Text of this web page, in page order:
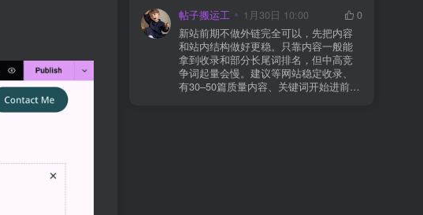
则
手。 2) 什么情况下“等”是没用的？ 以下
情况基本不会靠时间自动解决：页面几
乎没有内链（孤立页）、内容与站内已
有页面高度相似、canonical 指向了别的
URL、同一主题短时间发布太多相似文
章。 这种情况下，Google 已经抓取，但
判断“当前不值得进入索引”。 3) 最有效
帖子搬运工 1月30日 10:00
0
新站前期不做外链完全可以，先把内容
和站内结构做好更稳。只靠内容一般能
拿到收录和部分长尾词排名，但中高竞
争词起量会慢。建议等网站稳定收录、
有30–50篇质量内容、关键词开始进前